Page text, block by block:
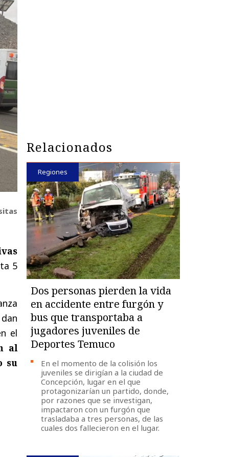
5
el
al
su
Relacionados
Regiones
Dos personas pierden la vida
en accidente entre furgón y
bus que transportaba a
jugadores juveniles de
Deportes Temuco
En el momento de la colisión los
juveniles se dirigían a la ciudad de
Concepción, lugar en el que
protagonizarían un partido, donde,
por razones que se investigan,
impactaron con un furgón que
trasladaba a tres personas, de las
cuales dos fallecieron en el lugar.